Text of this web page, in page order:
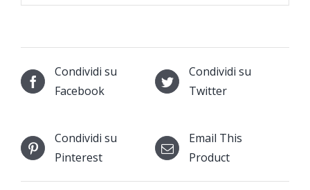
Condividi su
Facebook
Condividi su
Twitter
Condividi su
Pinterest
Email This
Product